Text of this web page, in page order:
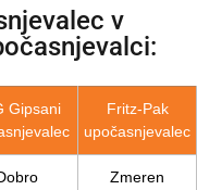
v
Gipsani
Fritz-Pak
upočasnjevalec
Zmeren